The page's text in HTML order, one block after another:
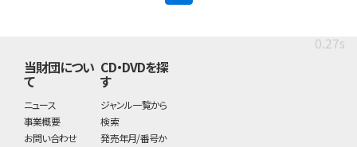
0.27s
当財団につい
て
ニュース
事業概要
お問い合わせ
CD・DVDを探
す
ジャンル一覧から
検索
発売年月/番号か